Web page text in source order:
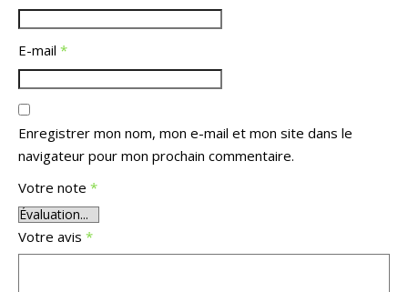
E-mail *
Enregistrer mon nom, mon e-mail et mon site dans le
navigateur pour mon prochain commentaire.
Votre note *
Votre avis *